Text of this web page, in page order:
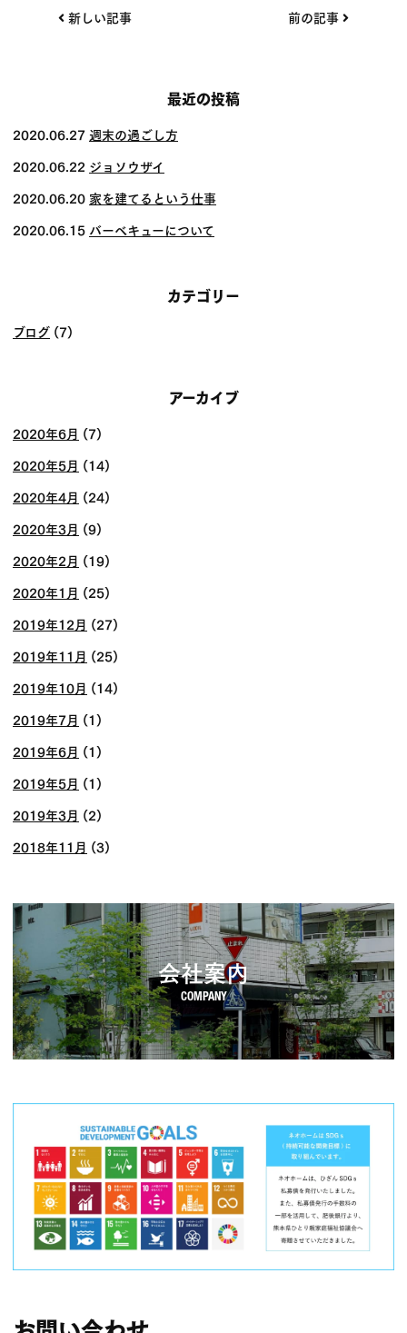
投
ゲー
ショ
ン
前の記事
新しい記事
最近の投稿
2020.06.27 週末の過ごし方
2020.06.22 ジョソウザイ
2020.06.20 家を建てるという仕事
2020.06.15 バーベキューについて
カテゴリー
ブログ (7)
アーカイブ
2020年6月 (7)
2020年5月 (14)
2020年4月 (24)
2020年3月 (9)
2020年2月 (19)
2020年1月 (25)
2019年12月 (27)
2019年11月 (25)
2019年10月 (14)
2019年7月 (1)
2019年6月 (1)
2019年5月 (1)
2019年3月 (2)
2018年11月 (3)
会社案内